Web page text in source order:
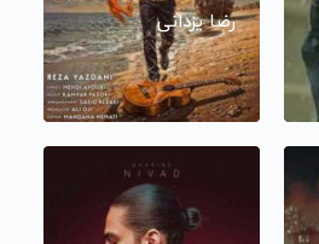
رضا یزدانی